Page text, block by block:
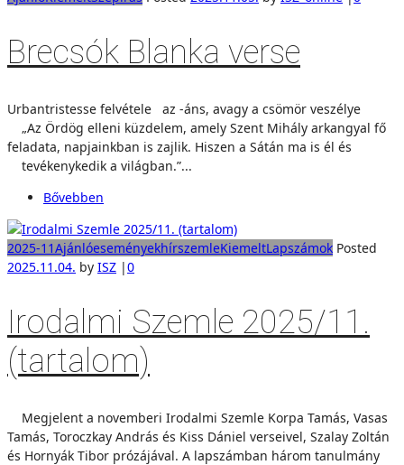
Brecsók Blanka verse
Urbantristesse felvétele az -áns, avagy a csömör veszélye
„Az Ördög elleni küzdelem, amely Szent Mihály arkangyal fő
feladata, napjainkban is zajlik. Hiszen a Sátán ma is él és
tevékenykedik a világban.”...
Bővebben
2025-11AjánlóeseményekhírszemleKiemeltLapszámok Posted
2025.11.04. by ISZ |0
Irodalmi Szemle 2025/11.
(tartalom)
Megjelent a novemberi Irodalmi Szemle Korpa Tamás, Vasas
Tamás, Toroczkay András és Kiss Dániel verseivel, Szalay Zoltán
és Hornyák Tibor prózájával. A lapszámban három tanulmány